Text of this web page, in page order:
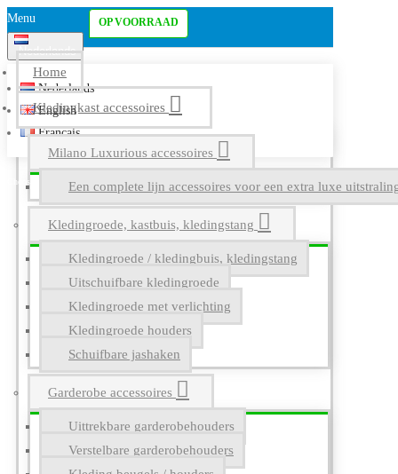
Menu
Nederlands
Nederlands
English
Français
Home
Kledingkast accessoires
Milano Luxurious accessoires
Een complete lijn accessoires voor een extra luxe
Kledingroede, kastbuis, kledingstang
Kledingroede / kledingbuis, kledingstang
Uitschuifbare kledingroede
Kledingroede met verlichting
Kledingroede houders
Schuifbare jashaken
Garderobe accessoires
Uittrekbare garderobehouders
Verstelbare garderobehouders
OP VOORRAAD